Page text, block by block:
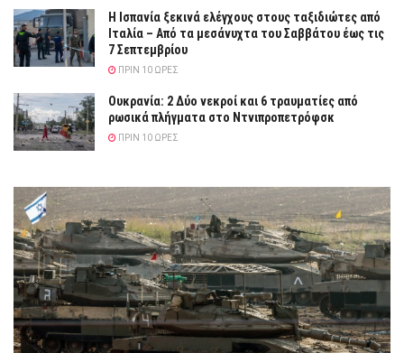
Η Ισπανία ξεκινά ελέγχους στους ταξιδιώτες από
Ιταλία – Από τα μεσάνυχτα του Σαββάτου έως τις
7 Σεπτεμβρίου
ΠΡΙΝ 10 ΏΡΕΣ
Ουκρανία: 2 Δύο νεκροί και 6 τραυματίες από
ρωσικά πλήγματα στο Ντνιπροπετρόφσκ
ΠΡΙΝ 10 ΏΡΕΣ